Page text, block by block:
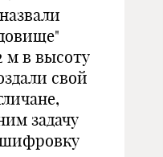
м в высоту
свой
задачу